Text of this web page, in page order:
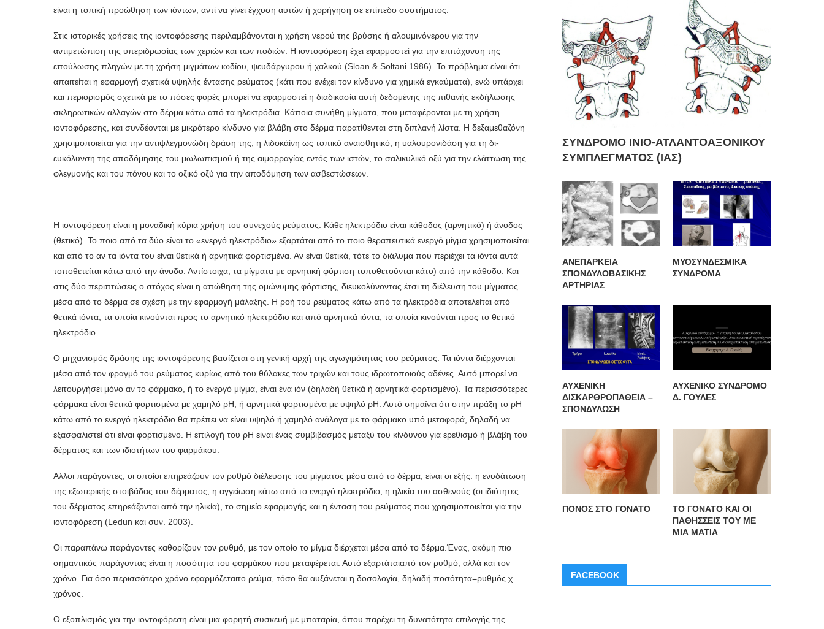
είναι η τοπική προώθηση των ιόντων, αντί να γίνει έγχυση αυτών ή χορήγηση σε επίπεδο συστήματος.
Στις ιστορικές χρήσεις της ιοντοφόρεσης περιλαμβάνονται η χρήση νε­ρού της βρύσης ή αλουμινόνερου για την
αντιμετώπιση της υπεριδρωσίας των χεριών και των ποδιών. Η ιοντοφόρεση έχει εφαρμοστεί για την επιτά­χυνση της
επούλωσης πληγών με τη χρήση μιγμάτων ιωδίου, ψευδάργυ­ρου ή χαλκού (Sloan & Soltani 1986). Το πρόβλημα είναι ότι
απαιτείται η εφαρμογή σχετικά υψηλής έντασης ρεύματος (κάτι που ενέχει τον κίνδυνο για χημικά εγκαύματα), ενώ υπάρχει
και περιορισμός σχετικά με το πόσες φορές μπορεί να εφαρμοστεί η διαδικασία αυτή δεδομένης της πιθανής εκ­δήλωσης
σκληρωτικών αλλαγών στο δέρμα κάτω από τα ηλεκτρόδια. Κά­ποια συνήθη μίγματα, που μεταφέρονται με τη χρήση
ιοντοφόρεσης, και συνδέονται με μικρότερο κίνδυνο για βλάβη στο δέρμα παρατίθενται στη διπλανή λίστα. Η δεξαμεθαζόνη
χρησιμοποιείται για την αντιψλεγμονώδη δράση της, η λιδοκάίνη ως τοπικό αναισθητικό, η υαλουρονιδάση για τη δι­
ευκόλυνση της αποδόμησης του μωλωπισμού ή της αιμορραγίας εντός των ιστών, το σαλικυλικό οξύ για την ελάττωση της
φλεγμονής και του πόνου και το οξικό οξύ για την αποδόμηση των ασβεστώσεων.
Η ιοντοφόρεση είναι η μοναδική κύρια χρήση του συνεχούς ρεύματος. Κάθε ηλεκτρόδιο είναι κάθοδος (αρνητικό) ή άνοδος
(θετικό). Το ποιο από τα δύο είναι το «ενεργό ηλεκτρόδιο» εξαρτάται από το ποιο θεραπευτικά ενεργό μίγμα χρησιμοποιείται
και από το αν τα ιόντα του είναι θετικά ή αρ­νητικά φορτισμένα. Αν είναι θετικά, τότε το διάλυμα που περιέχει τα ιόντα αυτά
τοποθετείται κάτω από την άνοδο. Αντίστοιχα, τα μίγματα με αρνητι­κή φόρτιση τοποθετούνται κάτο) από την κάθοδο. Και
στις δύο περιπτώσεις ο στόχος είναι η απώθηση της ομώνυμης φόρτισης, διευκολύνοντας έτσι τη διέλευση του μίγματος
μέσα από το δέρμα σε σχέση με την εφαρμογή μάλα­ξης. Η ροή του ρεύματος κάτω από τα ηλεκτρόδια αποτελείται από
θετικά ιόντα, τα οποία κινούνται προς το αρνητικό ηλεκτρόδιο και από αρνητικά ιόντα, τα οποία κινούνται προς το θετικό
ηλεκτρόδιο.
Ο μηχανισμός δράσης της ιοντοφόρεσης βασίζεται στη γενική αρχή της αγωγιμότητας του ρεύματος. Τα ιόντα διέρχονται
μέσα από τον φραγμό του ρεύματος κυρίως από του θύλακες των τριχών και τους ιδρωτοποιούς αδένες. Αυτό μπορεί να
λειτουργήσει μόνο αν το φάρμακο, ή το ενεργό μίγ­μα, είναι ένα ιόν (δηλαδή θετικά ή αρνητικά φορτισμένο). Τα περισσότερες
φάρμακα είναι θετικά φορτισμένα με χαμηλό ρΗ, ή αρνητικά φορτισμένα με υψηλό ρΗ. Αυτό σημαίνει ότι στην πράξη το ρΗ
κάτω από το ενεργό ηλεκτρόδιο θα πρέπει να είναι υψηλό ή χαμηλό ανάλογα με το φάρμακο υπό μεταφορά, δηλαδή να
εξασφαλιστεί ότι είναι φορτισμένο. Η επιλογή του ρΗ είναι ένας συμβιβασμός μεταξύ του κίνδυνου για ερεθισμό ή βλάβη του
δέρματος και των ιδιοτήτων του φαρμάκου.
Αλλοι παράγοντες, οι οποίοι επηρεάζουν τον ρυθμό διέλευσης του μίγ­ματος μέσα από το δέρμα, είναι οι εξής: η ενυδάτωση
της εξωτερικής στοι­βάδας του δέρματος, η αγγείωση κάτω από το ενεργό ηλεκτρόδιο, η ηλικία του ασθενούς (οι ιδιότητες
του δέρματος επηρεάζονται από την ηλικία), το σημείο εφαρμογής και η ένταση του ρεύματος που χρησιμοποιείται για την
ιοντοφόρεση (Ledun και συν. 2003).
Οι παραπάνω παράγοντες καθορίζουν τον ρυθμό, με τον οποίο το μίγ­μα διέρχεται μέσα από το δέρμα.Ένας, ακόμη πιο
σημαντικός παράγοντας είναι η ποσότητα του φαρμάκου που μεταφέρεται. Αυτό εξαρτάταιαπό τον ρυθμό, αλλά και τον
χρόνο. Για όσο περισσότερο χρόνο εφαρμόζεταιτο ρεύ­μα, τόσο θα αυξάνεται η δοσολογία, δηλαδή ποσότητα=ρυθμός χ
χρόνος.
Ο εξοπλισμός για την ιοντοφόρεση είναι μια φορητή συσκευή με μπατα­ρία, όπου παρέχει τη δυνατότητα επιλογής της
ΣΥΝΔΡΟΜΟ ΙΝΙΟ-ΑΤΛΑΝΤΟΑΞΟΝΙΚΟΥ
ΣΥΜΠΛΕΓΜΑΤΟΣ (ΙΑΣ)
ΑΝΕΠΑΡΚΕΙΑ
ΣΠΟΝΔΥΛΟΒΑΣΙΚΗΣ
ΑΡΤΗΡΙΑΣ
ΜΥΟΣΥΝΔΕΣΜΙΚΑ
ΣΥΝΔΡΟΜΑ
ΑΥΧΕΝΙΚΗ
ΔΙΣΚΑΡΘΡΟΠΑΘΕΙΑ –
ΣΠΟΝΔΥΛΩΣΗ
ΑΥΧΕΝΙΚΟ ΣΥΝΔΡΟΜΟ
Δ. ΓΟΥΛΕΣ
ΠΟΝΟΣ ΣΤΟ ΓΟΝΑΤΟ
ΤΟ ΓΟΝΑΤΟ ΚΑΙ ΟΙ
ΠΑΘΗΣΣΕΙΣ ΤΟΥ ΜΕ
ΜΙΑ ΜΑΤΙΑ
FACEBOOK